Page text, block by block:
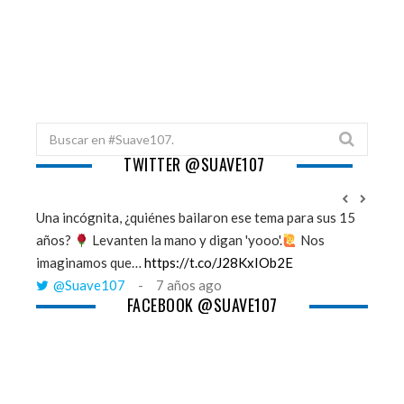
Search
for:
TWITTER @SUAVE107
Una incógnita, ¿quiénes bailaron ese tema para sus 15
años?
Levanten la mano y digan 'yooo'.
Nos
imaginamos que… https://t.co/J28KxIOb2E
@Suave107
7 años ago
FACEBOOK @SUAVE107